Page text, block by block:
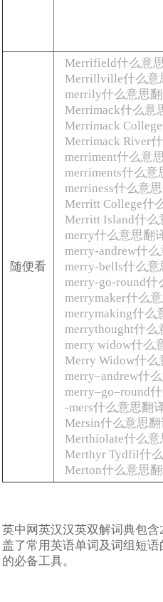
随便看
Merrifield什么意
Merrillville什么意
merrily什么意思
Merrimack什么意
Merrimack
Merrimack River
merriment什么意
merriments什么意
merriness什么意
Merritt College什
Merritt Island什么
merry什么意思翻
merry-andrew什
merry-bells什么意
merry-go-round什
merrymaker什么
merrymaking什么
merrythought什么
merry widow什么
Merry Widow什么
merry–andrew什
merry–go–round
-mers什么意思翻
Mersin什么意思翻
Merthiolate什么意
Merthyr Tydfil什
Merton什么意思
英中网英汉汉英双解词典包
盖了常用英语单词及词组短
的必备工具。